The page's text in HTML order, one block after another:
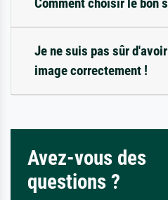
Comment choisir le bon
Je ne suis pas sûr
image correctement !
Avez-vous des
questions ?